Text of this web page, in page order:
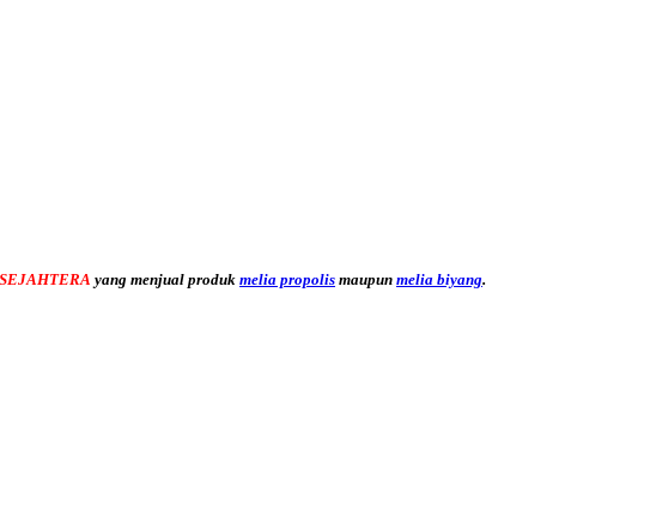
yang menjual produk melia propolis maupun melia biyang.